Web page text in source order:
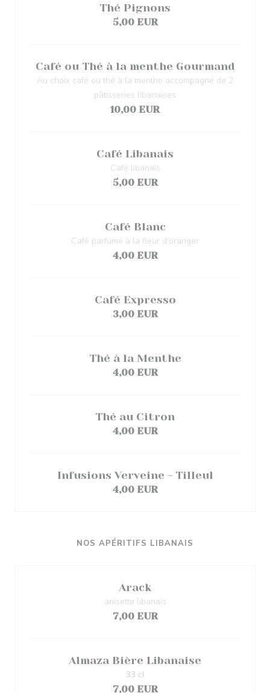
Thé Pignons
5,00 EUR
Café ou Thé à la menthe Gourmand
Au choix café ou thé à la menthe accompagné de 2
pâtisseries libanaises
10,00 EUR
Café Libanais
Café libanais
5,00 EUR
Café Blanc
Café parfumé à la fleur d'oranger
4,00 EUR
Café Expresso
3,00 EUR
Thé à la Menthe
4,00 EUR
Thé au Citron
4,00 EUR
Infusions Verveine - Tilleul
4,00 EUR
NOS APÉRITIFS LIBANAIS
Arack
anisette libanais
7,00 EUR
Almaza Bière Libanaise
7,00 EUR
33 cl